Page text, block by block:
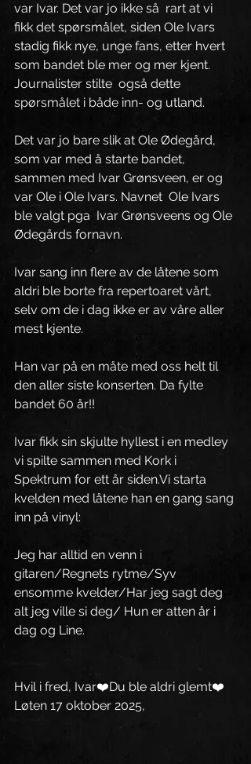
var Ivar. Det var jo ikke så  rart at vi
fikk det spørsmålet, siden Ole Ivars
stadig fikk nye, unge fans, etter hvert
som bandet ble mer og mer kjent.
Journalister stilte  også dette
spørsmålet i både inn- og utland.
Det var jo bare slik at Ole Ødegård,
som var med å starte bandet,
sammen med Ivar Grønsveen, er og
var Ole i Ole Ivars. Navnet  Ole Ivars
ble valgt pga  Ivar Grønsveens og Ole
Ødegårds fornavn.
Ivar sang inn flere av de låtene som
aldri ble borte fra repertoaret vårt,
selv om de i dag ikke er av våre aller
mest kjente.
Han var på en måte med oss helt til
den aller siste konserten. Da fylte
bandet 60 år!!
Ivar fikk sin skjulte hyllest i en medley
vi spilte sammen med Kork i
Spektrum for ett år siden.Vi starta
kvelden med låtene han en gang sang
inn på vinyl:
Jeg har alltid en venn i
gitaren/Regnets rytme/Syv
ensomme kvelder/Har jeg sagt deg
alt jeg ville si deg/ Hun er atten år i
dag og Line.
Hvil i fred, Ivar❤️Du ble aldri glemt❤️
Løten 17 oktober 2025,